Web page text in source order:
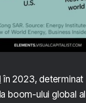
în 2023, determinat
boom-ului global al